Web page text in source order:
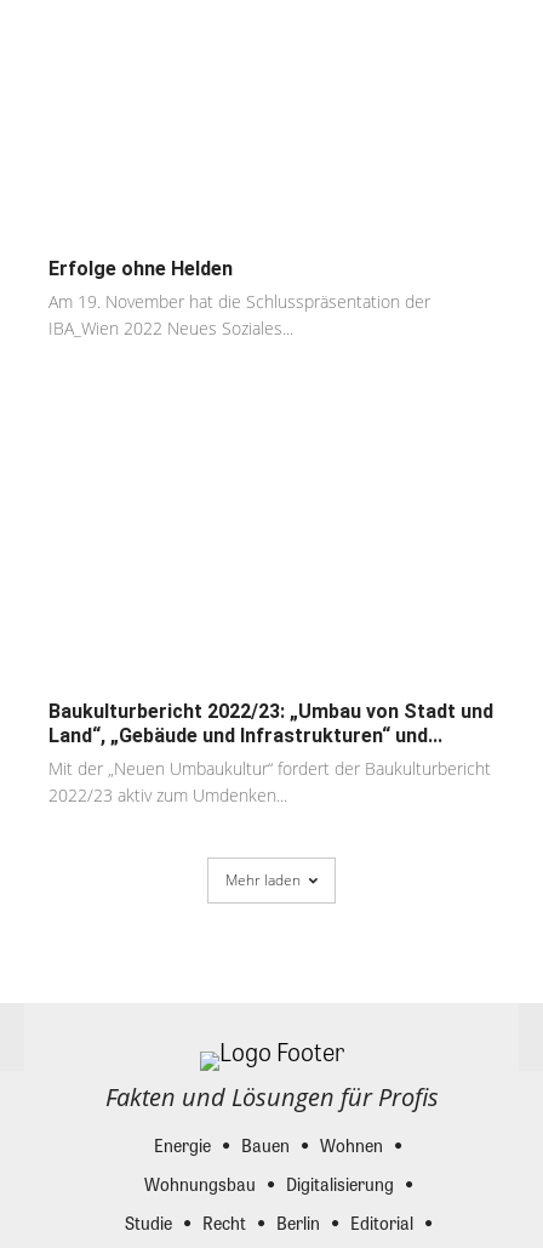
Erfolge ohne Helden
Am 19. November hat die Schlusspräsentation der
IBA_Wien 2022 Neues Soziales...
Baukulturbericht 2022/23: „Umbau von Stadt und
Land“, „Gebäude und Infrastrukturen“ und...
Mit der „Neuen Umbaukultur“ fordert der Baukulturbericht
2022/23 aktiv zum Umdenken...
Mehr laden
Fakten und Lösungen für Profis
Energie Bauen
Wohnen
Wohnungsbau
Digitalisierung
Studie
Recht Berlin
Editorial